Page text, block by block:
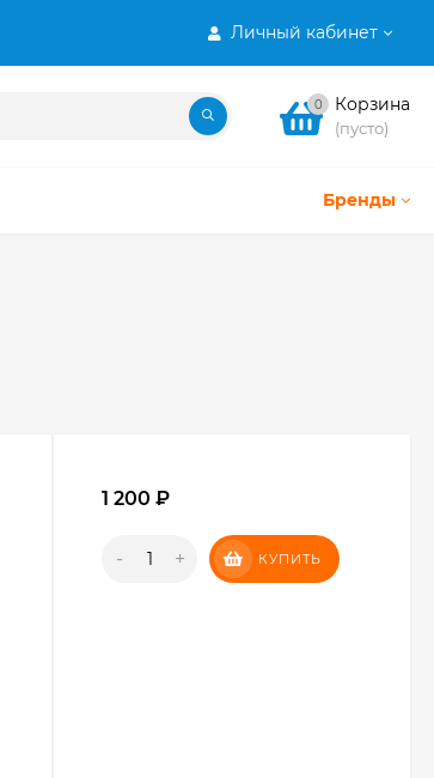
Личный кабинет
0 Корзина
(пусто)
Бренды
1 200 ₽
- + КУПИТЬ